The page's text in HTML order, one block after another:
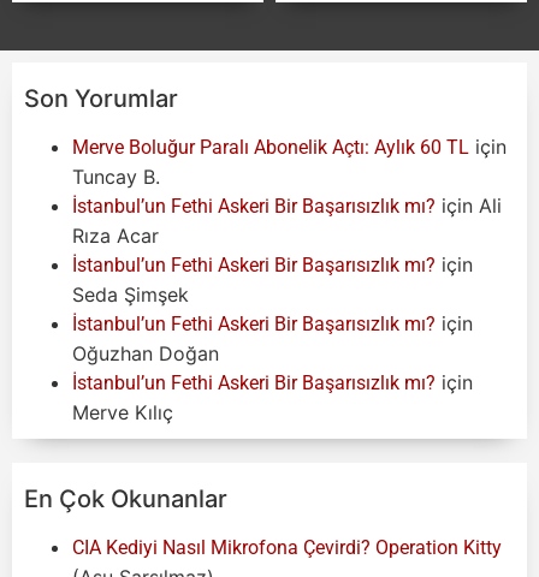
Son Yorumlar
Merve Boluğur Paralı Abonelik Açtı: Aylık 60 TL için
Tuncay B.
İstanbul’un Fethi Askeri Bir Başarısızlık mı? için Ali
Rıza Acar
İstanbul’un Fethi Askeri Bir Başarısızlık mı? için
Seda Şimşek
İstanbul’un Fethi Askeri Bir Başarısızlık mı? için
Oğuzhan Doğan
İstanbul’un Fethi Askeri Bir Başarısızlık mı? için
Merve Kılıç
En Çok Okunanlar
CIA Kediyi Nasıl Mikrofona Çevirdi? Operation Kitty